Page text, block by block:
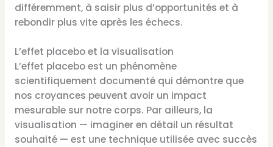
différemment, à saisir plus d’opportunités et à
rebondir plus vite après les échecs.
L’effet placebo et la visualisation
L’effet placebo est un phénomène
scientifiquement documenté qui démontre que
nos croyances peuvent avoir un impact
mesurable sur notre corps. Par ailleurs, la
visualisation — imaginer en détail un résultat
souhaité — est une technique utilisée avec succès